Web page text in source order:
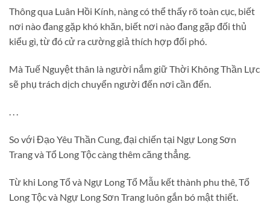
Thông qua Luân Hồi Kính, nàng có thể thấy rõ toàn cục, biết
nơi nào đang gặp khó khăn, biết nơi nào đang gặp đối thủ
kiểu gì, từ đó cử ra cường giả thích hợp đối phó.
Mà Tuế Nguyệt thân là người nắm giữ Thời Không Thần Lực
sẽ phụ trách dịch chuyển người đến nơi cần đến.
. . .
So với Đạo Yêu Thần Cung, đại chiến tại Ngự Long Sơn
Trang và Tổ Long Tộc càng thêm căng thẳng.
Từ khi Long Tổ và Ngự Long Tổ Mẫu kết thành phu thê, Tổ
Long Tộc và Ngự Long Sơn Trang luôn gắn bó mật thiết.